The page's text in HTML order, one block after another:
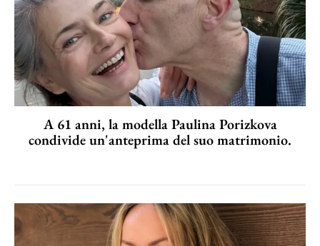
A 61 anni, la modella Paulina Porizkova
condivide un'anteprima del suo matrimonio.